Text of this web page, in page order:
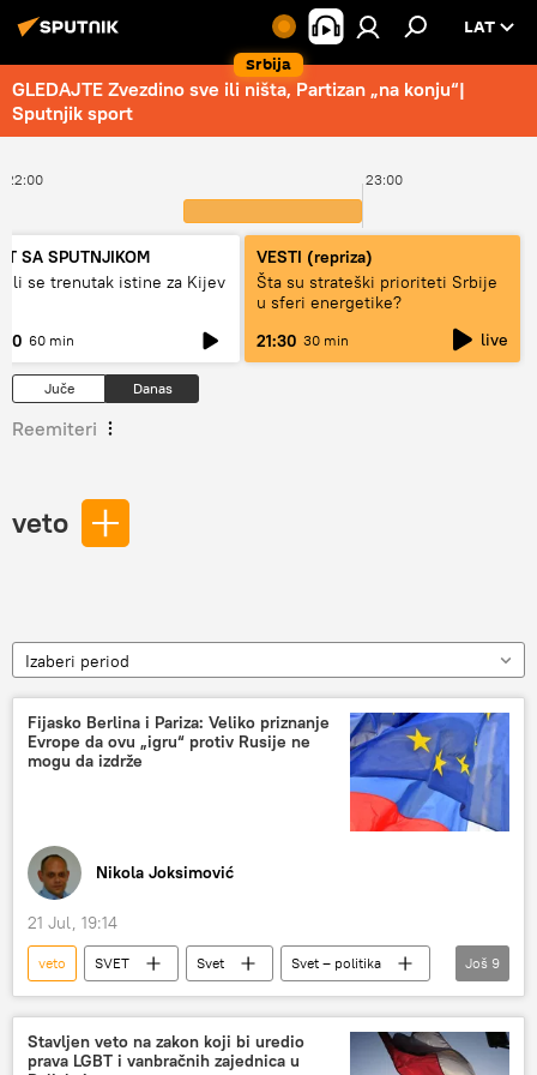
Srbija
LAT
GLEDAJTE Zvezdino sve ili ništa, Partizan „na konju“|
Sputnjik sport
22:00 23:00
SA SPUTNJIKOM
li se trenutak istine za Kijev
60 min
VESTI (repriza)
Šta su strateški prioriteti Srbije
u sferi energetike?
21:30 30 min live
Juče Danas
Reemiteri
veto
Izaberi period
Fijasko Berlina i Pariza: Veliko priznanje
Evrope da ovu „igru“ protiv Rusije ne
mogu da izdrže
Nikola Joksimović
21 Jul, 19:14
veto SVET Svet
Svet – politika
Francuska
Nemačka
sankcije
antiruske sankcije
prigovori
Emanuel Makron
Kir Starmer
Još 9
Stavljen veto na zakon koji bi uredio
prava LGBT i vanbračnih zajednica u